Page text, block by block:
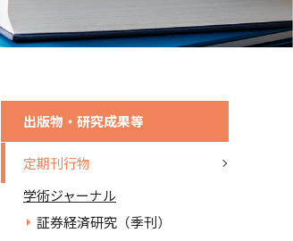
出版物・研究成果等
定期刊行物
学術ジャーナル
証券経済研究（季刊）